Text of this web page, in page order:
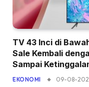
TV 43 Inci di
Sale Kembali
Sampai
EKONOMI 09-08-